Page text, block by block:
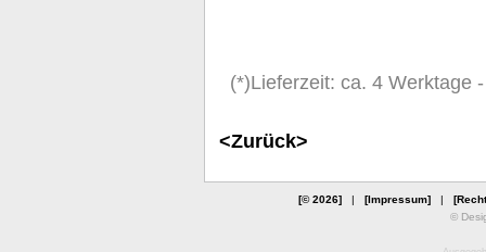
(*)Lieferzeit: ca. 4 Werktage
<Zurück>
[© 2026]| [Impressum]|
©